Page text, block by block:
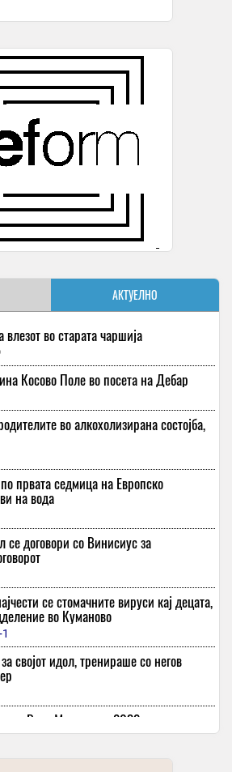
АКТУЕЛНО
влезот во старата чаршија
Косово Поле во посета на Дебар
во алкохолизирана состојба,
првата седмица на Европско
на вода
се договори со Винисиус за
се стомачните вируси кај децата,
во Куманово
својот идол, тренираше со негов
во Реал Мадрид до 2032 година